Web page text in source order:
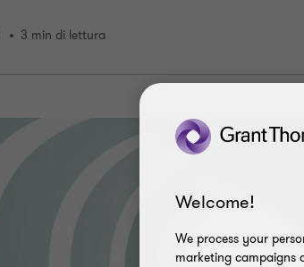
3 min di lettura
Welcome!
We process your
marketing campaigns